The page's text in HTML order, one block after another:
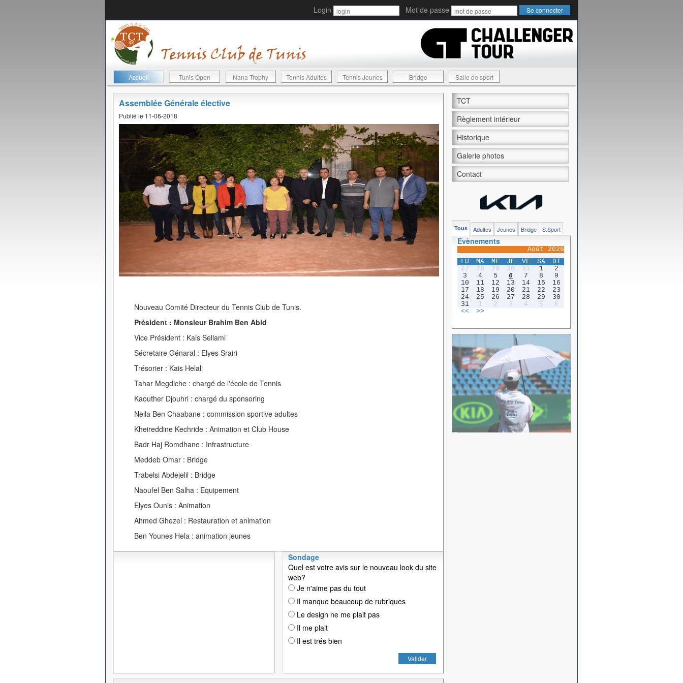
Login Mot de passe
Accueil Tunis Open Nana Trophy Tennis Adultes Tennis Jeunes Bridge Salle de sport
Assemblée Générale élective
Publié le 11-06-2018
Nouveau Comité Directeur du Tennis Club de Tunis.
Président : Monsieur Brahim Ben Abid
Vice Président : Kais Sellami
Sécretaire Génaral : Elyes Srairi
Trésorier : Kais Helali
Tahar Megdiche : chargé de l'école de Tennis
Kaouther Djouhri : chargé du sponsoring
Neila Ben Chaabane : commission sportive adultes
Kheireddine Kechride : Animation et Club House
Badr Haj Romdhane : Infrastructure
Meddeb Omar : Bridge
Trabelsi Abdejelil : Bridge
Naoufel Ben Salha : Equipement
Elyes Ounis : Animation
Ahmed Ghezel : Restauration et animation
Ben Younes Hela : animation jeunes
Sondage
Quel est votre avis sur le nouveau look du site
web?
Je n'aime pas du tout
Il manque beaucoup de rubriques
Le design ne me plait pas
Il me plait
Il est trés bien
Valider
TCT
Règlement intérieur
Historique
Galerie photos
Contact
Tous Adultes Jeunes Bridge S.Sport
Evènements
Août 2026
LU
MA ME JE VE SA
DI
27
28 29 30 31 1
2
3
4 5 6 7 8
9
10
11 12 13 14 15
16
17
18 19 20 21 22
23
24
25 26 27 28 29
30
31
1 2 3 4 5
6
<<
>>